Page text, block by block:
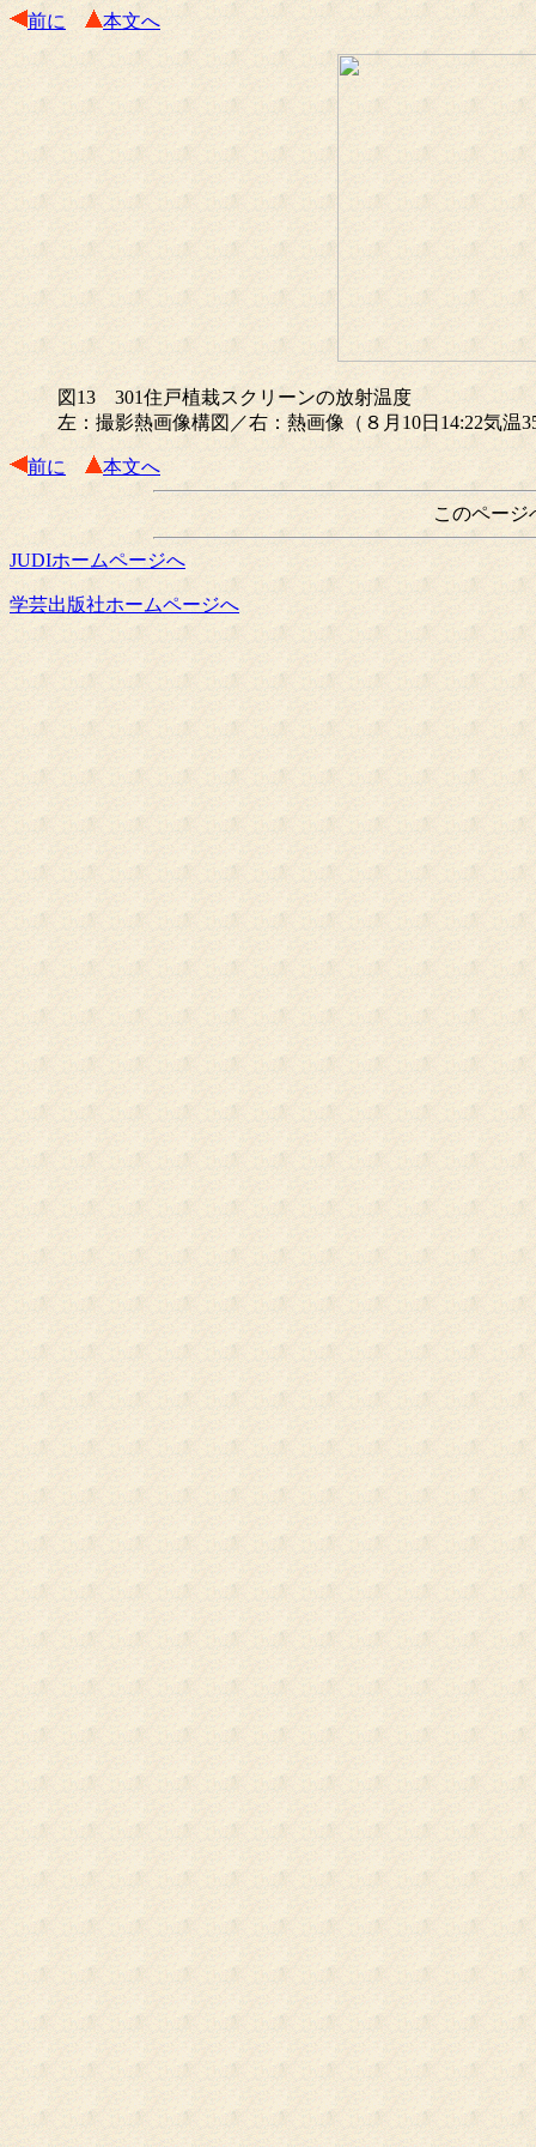
前に 本文へ
図13 301住戸植栽スクリーンの放射温度
左：撮影熱画像構図／右：熱画像（８月10日14:22気温
前に 本文へ
このページ
JUDIホームページへ
学芸出版社ホームページへ